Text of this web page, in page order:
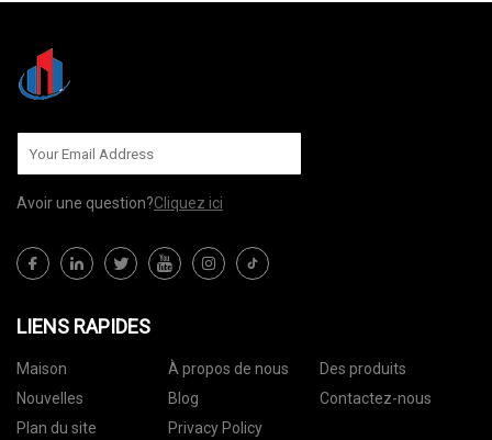
Avoir une question?Cliquez ici
LIENS RAPIDES
Maison À propos de nous
Des produits
Nouvelles
Blog
Contactez-nous
Plan du site
Privacy Policy